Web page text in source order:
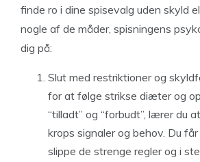
finde ro i dine spisevalg uden skyld
nogle af de måder, spisningens
dig på:
Slut med restriktioner og
for at følge strikse diæter og
“tilladt” og “forbudt”, lærer du
krops signaler og behov. Du
slippe de strenge regler og i